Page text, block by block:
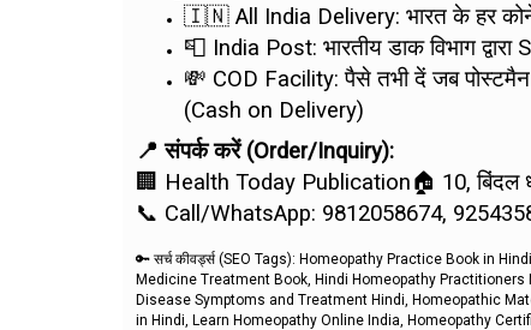
🇮🇳 All India Delivery: भारत के हर
📮 India Post: भारतीय डाक विभाग
💸 COD Facility: पैसे तभी दें जब
(Cash on Delivery)
📍 संपर्क करें (Order/Inquiry):
🏢 Health Today Publication🏠 10, बिंदल
📞 Call/WhatsApp: 9812058674,
🔑 सर्च कीवर्ड्स (SEO Tags): Homeopathy Practice Book in
Medicine Treatment Book, Hindi Homeopathy
Disease Symptoms and Treatment Hindi, Homeopathic
in Hindi, Learn Homeopathy Online India, Homeopathy